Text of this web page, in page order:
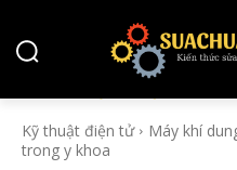
Kỹ thuật điện tử
Máy khí
trong y khoa